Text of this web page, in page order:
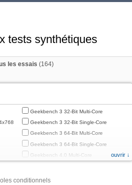
tests synthétiques
les essais (164)
Geekbench 3 32-Bit Multi-Core
Geekbench 3 32-Bit Single-Core
Geekbench 3 64-Bit Multi-Core
Geekbench 3 64-Bit Single-Core
Geekbench 4.0 Multi-Core
Geekbench 4.4 Multi-Core
ouvrir ↓
conditionnels